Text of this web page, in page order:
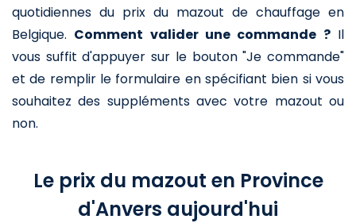
quotidiennes du prix du mazout de chauffage en
Belgique. Comment valider une commande ?Il
vous suffit d'appuyer sur le bouton "Je commande"
et de remplir le formulaire en spécifiant bien si vous
souhaitez des suppléments avec votre mazout ou
non.
Le prix du mazout en Province
d'Anvers aujourd'hui